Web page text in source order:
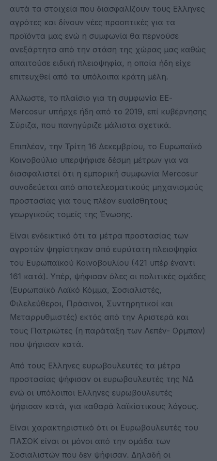
αυτά τα στοιχεία που διασφαλίζουν τους Ελληνες
αγρότες και δίνουν νέες προοπτικές για τα
προϊόντα μας ενώ η συμφωνία θα περνούσε
ανεξάρτητα από την στάση της χώρας μας καθώς
απαιτούσε ειδική πλειοψηφία, η οποία ήδη είχε
επιτευχθεί από τα υπόλοιπα κράτη μέλη.
Αλλωστε, το πλαίσιο για τη συμφωνία ΕΕ-
Mercosur υπήρχε ήδη από το 2019, επί κυβέρνησης
Σύριζα, που πανηγύριζε μάλιστα σχετικά.
Επιπλέον, την Τρίτη 16 Δεκεμβρίου, το Ευρωπαϊκό
Κοινοβούλιο υπερψήφισε δέσμη μέτρων για να
διασφαλιστεί ότι η εμπορική συμφωνία Mercosur
συνοδεύεται από αποτελεσματικούς μηχανισμούς
προστασίας για τους πλέον ευαίσθητους
γεωργικούς τομείς της Ένωσης.
Είναι ενδεικτικό ότι τα μέτρα προστασίας των
αγροτών ψηφίστηκαν από ευρύτατη πλειοψηφία
του Ευρωπαϊκού Κοινοβουλίου (421 υπέρ έναντι
161 κατά). Υπέρ, ψήφισαν όλες οι πολιτικές ομάδες
(Ευρωπαϊκό Λαϊκό Κόμμα, Σοσιαλιστές,
Φιλελεύθεροι, Πράσινοι, Συντηρητικοί και
Μεταρρυθμιστές) εκτός από την Αριστερά και
τους Πατριώτες (η παράταξη των Λεπέν- Ορμπαν)
που ψήφισαν κατά.
Από τους Ελληνες ευρωβουλευτές τα μέτρα
προστασίας ψήφισαν οι ευρωβουλευτές της ΝΔ
ενώ οι υπόλοιποι Ελληνες ευρωβουλευτές
ψήφισαν κατά, για καθαρά λαϊκίστικους λόγους.
Είναι χαρακτηριστικό ότι οι Ευρωβουλευτές του
ΠΑΣΟΚ είναι οι μόνοι από την ομάδα των
Σοσιαλιστών που δεν ψήφισαν. Δηλαδή οι